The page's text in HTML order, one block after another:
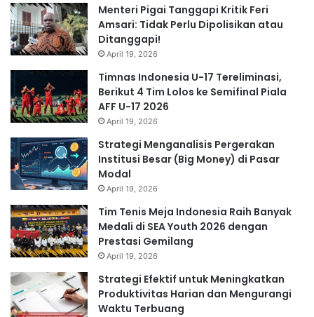
Menteri Pigai Tanggapi Kritik Feri
Amsari: Tidak Perlu Dipolisikan atau
Ditanggapi!
April 19, 2026
Timnas Indonesia U-17 Tereliminasi,
Berikut 4 Tim Lolos ke Semifinal Piala
AFF U-17 2026
April 19, 2026
Strategi Menganalisis Pergerakan
Institusi Besar (Big Money) di Pasar
Modal
April 19, 2026
Tim Tenis Meja Indonesia Raih Banyak
Medali di SEA Youth 2026 dengan
Prestasi Gemilang
April 19, 2026
Strategi Efektif untuk Meningkatkan
Produktivitas Harian dan Mengurangi
Waktu Terbuang